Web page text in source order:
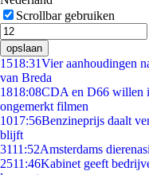
Scrollbar gebruiken
opslaan
1518:31Vier aanhoudingen
van Breda
1818:08CDA en D66 willen
ongemerkt filmen
1017:56Benzineprijs daalt
blijft
3111:52Amsterdams
2511:46Kabinet geeft